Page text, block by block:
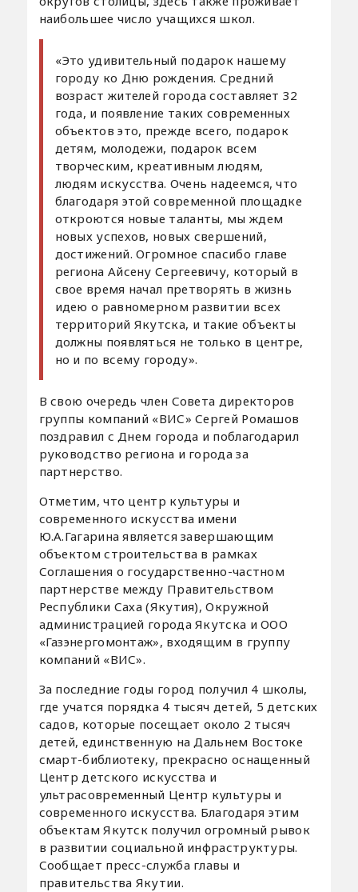
наибольшее число учащихся школ.
«Это удивительный подарок нашему
городу ко Дню рождения. Средний
возраст жителей города составляет 32
года, и появление таких современных
объектов это, прежде всего, подарок
детям, молодежи, подарок всем
творческим, креативным людям,
людям искусства. Очень надеемся, что
благодаря этой современной площадке
откроются новые таланты, мы ждем
новых успехов, новых свершений,
достижений. Огромное спасибо главе
региона Айсену Сергеевичу, который в
свое время начал претворять в жизнь
идею о равномерном развитии всех
территорий Якутска, и такие объекты
должны появляться не только в центре,
но и по всему городу».
В свою очередь член Совета директоров
группы компаний «ВИС» Сергей Ромашов
поздравил с Днем города и поблагодарил
руководство региона и города за
партнерство.
Отметим, что центр культуры и
современного искусства имени
Ю.А.Гагарина является завершающим
объектом строительства в рамках
Соглашения о государственно-частном
партнерстве между Правительством
Республики Саха (Якутия), Окружной
администрацией города Якутска и ООО
«Газэнергомонтаж», входящим в группу
компаний «ВИС».
За последние годы город получил 4 школы,
где учатся порядка 4 тысяч детей, 5 детских
садов, которые посещает около 2 тысяч
детей, единственную на Дальнем Востоке
смарт-библиотеку, прекрасно оснащенный
Центр детского искусства и
ультрасовременный Центр культуры и
современного искусства. Благодаря этим
объектам Якутск получил огромный рывок
в развитии социальной инфраструктуры.
Сообщает пресс-служба главы и
правительства Якутии.